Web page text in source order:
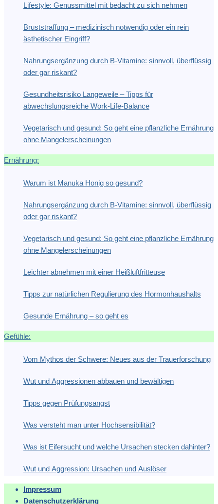
Lifestyle: Genussmittel mit bedacht zu sich nehmen
Bruststraffung – medizinisch notwendig oder ein rein
ästhetischer Eingriff?
Nahrungsergänzung durch B-Vitamine: sinnvoll, überflüssig
oder gar riskant?
Gesundheitsrisiko Langeweile – Tipps für
abwechslungsreiche Work-Life-Balance
Vegetarisch und gesund: So geht eine pflanzliche Ernährung
ohne Mangelerscheinungen
Ernährung:
Warum ist Manuka Honig so gesund?
Nahrungsergänzung durch B-Vitamine: sinnvoll, überflüssig
oder gar riskant?
Vegetarisch und gesund: So geht eine pflanzliche Ernährung
ohne Mangelerscheinungen
Leichter abnehmen mit einer Heißluftfritteuse
Tipps zur natürlichen Regulierung des Hormonhaushalts
Gesunde Ernährung – so geht es
Gefühle:
Vom Mythos der Schwere: Neues aus der Trauerforschung
Wut und Aggressionen abbauen und bewältigen
Tipps gegen Prüfungsangst
Was versteht man unter Hochsensibilität?
Was ist Eifersucht und welche Ursachen stecken dahinter?
Wut und Aggression: Ursachen und Auslöser
Impressum
Datenschutzerklärung